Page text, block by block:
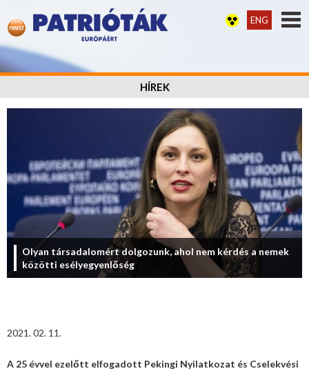
ENG
HÍREK
Olyan társadalomért dolgozunk, ahol nem kérdés a nemek
közötti esélyegyenlőség
2021. 02. 11.
A 25 évvel ezelőtt elfogadott Pekingi Nyilatkozat és Cselekvési